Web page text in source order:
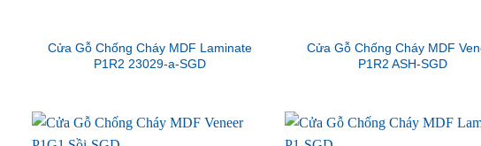
Cửa Gỗ Chống Cháy MDF Laminate
P1R2 23029-a-SGD
Cửa Gỗ Chống Cháy MDF
P1R2 ASH-SGD